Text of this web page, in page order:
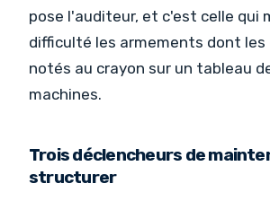
pose l'auditeur, et c'est celle qui
difficulté les armements dont les
notés au crayon sur un tableau
machines.
Trois déclencheurs de
structurer